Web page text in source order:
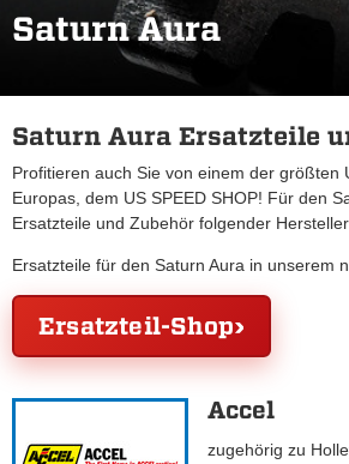
Saturn Aura
Saturn Aura Ersatzteile
Profitieren auch Sie von einem der größten
Europas, dem US SPEED SHOP! Für den
Ersatzteile und Zubehör folgender
Ersatzteile für den Saturn Aura in unserem
Ersatzteil-Shop
Accel
zugehörig zu